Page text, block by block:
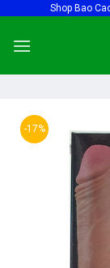
content
Shop Bao
-17%